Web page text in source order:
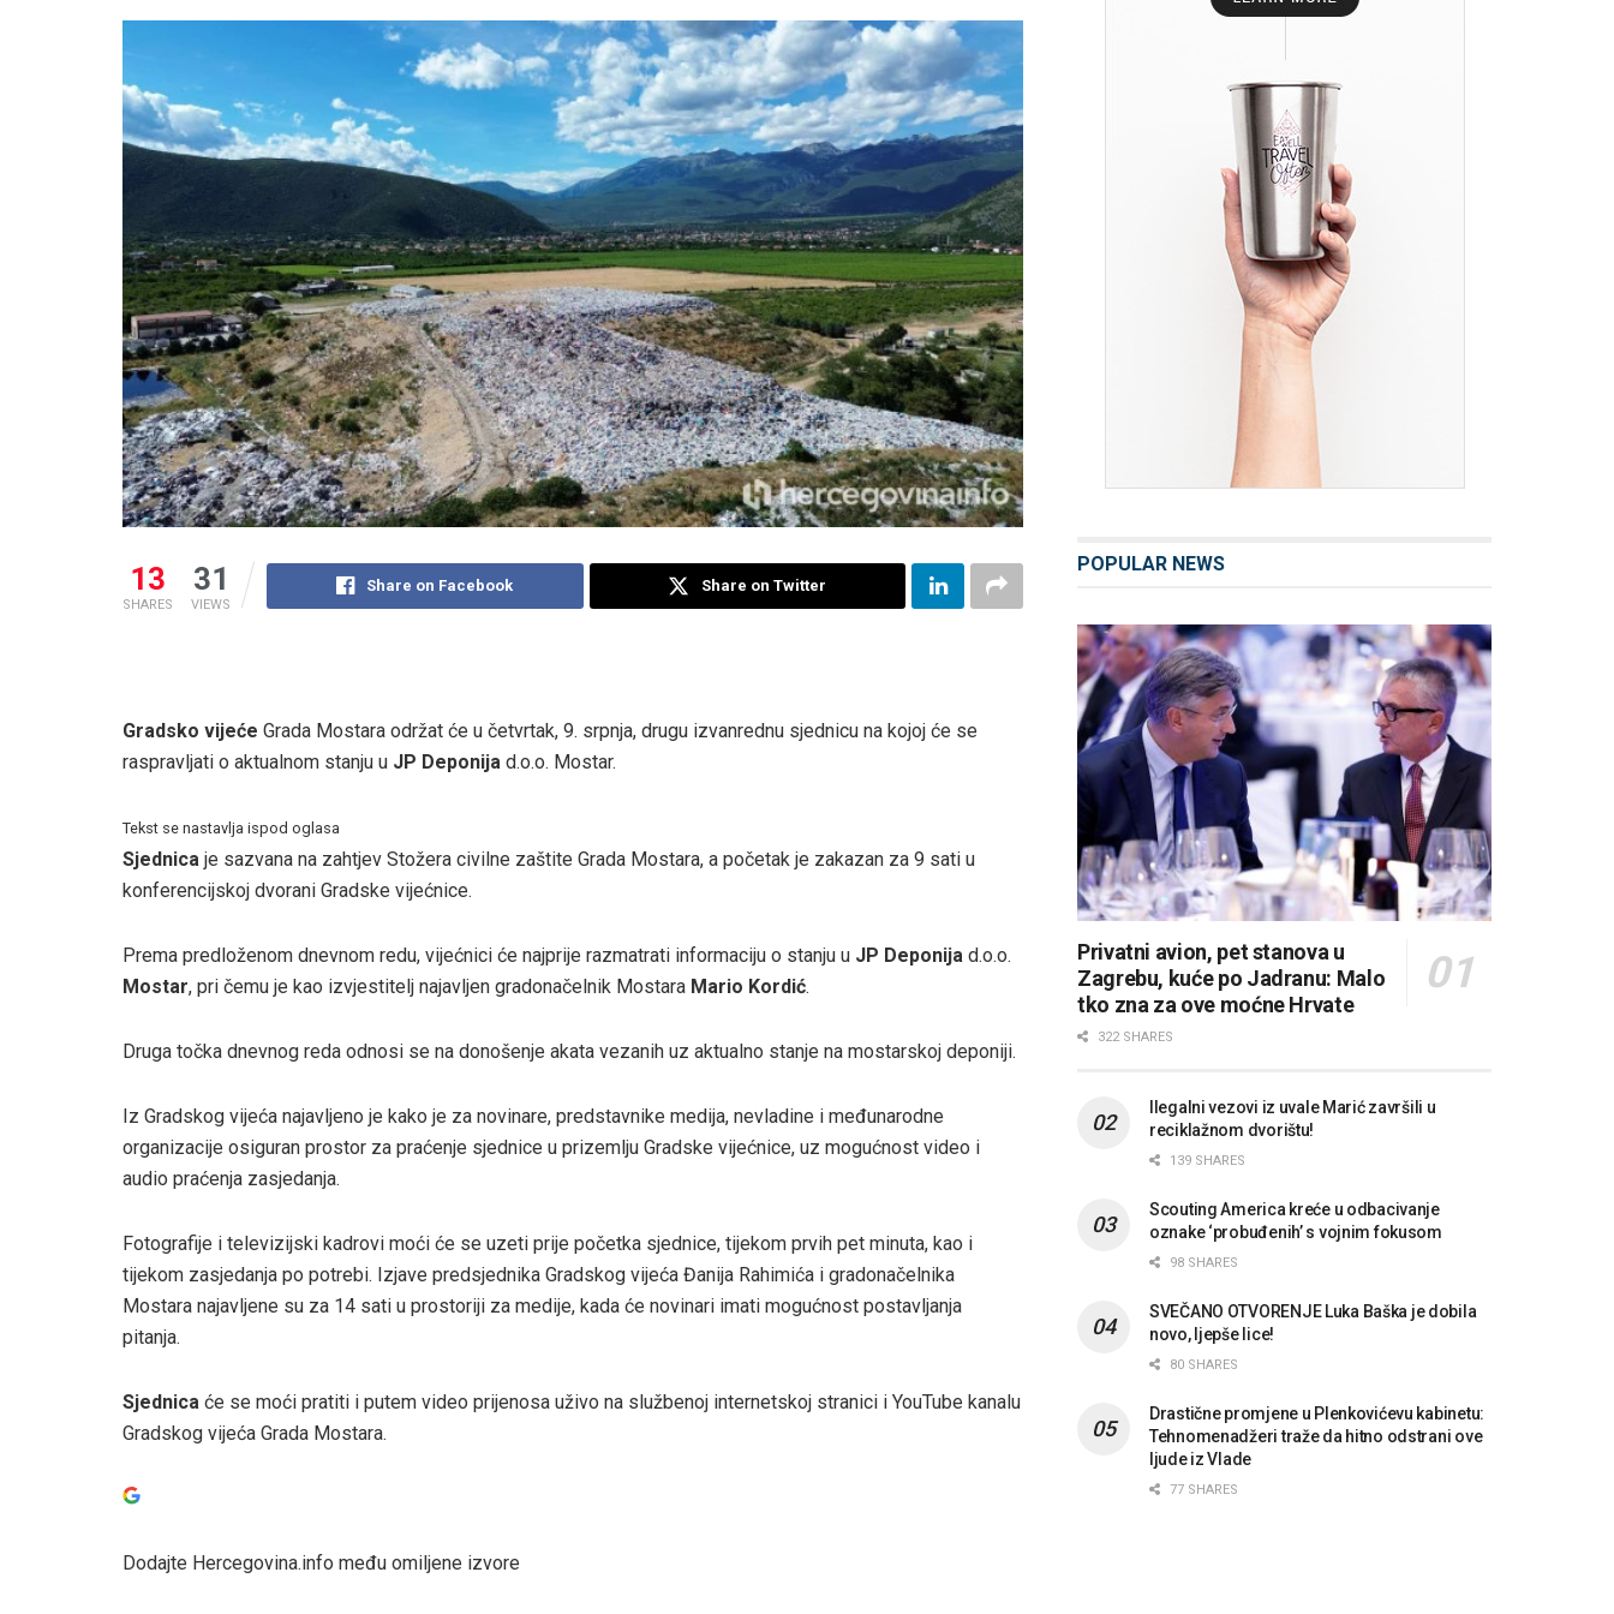
13
SHARES
31
VIEWS
Share on Facebook Share on Twitter
Gradsko vijeće Grada Mostara održat će u četvrtak, 9. srpnja, drugu izvanrednu sjednicu na kojoj će se
raspravljati o aktualnom stanju u JP Deponija d.o.o. Mostar.
Tekst se nastavlja ispod oglasa
Sjednica je sazvana na zahtjev Stožera civilne zaštite Grada Mostara, a početak je zakazan za 9 sati u
konferencijskoj dvorani Gradske vijećnice.
Prema predloženom dnevnom redu, vijećnici će najprije razmatrati informaciju o stanju u JP Deponija d.o.o.
Mostar, pri čemu je kao izvjestitelj najavljen gradonačelnik Mostara Mario Kordić.
Druga točka dnevnog reda odnosi se na donošenje akata vezanih uz aktualno stanje na mostarskoj deponiji.
Iz Gradskog vijeća najavljeno je kako je za novinare, predstavnike medija, nevladine i međunarodne
organizacije osiguran prostor za praćenje sjednice u prizemlju Gradske vijećnice, uz mogućnost video i
audio praćenja zasjedanja.
Fotografije i televizijski kadrovi moći će se uzeti prije početka sjednice, tijekom prvih pet minuta, kao i
tijekom zasjedanja po potrebi. Izjave predsjednika Gradskog vijeća Đanija Rahimića i gradonačelnika
Mostara najavljene su za 14 sati u prostoriji za medije, kada će novinari imati mogućnost postavljanja
pitanja.
Sjednica će se moći pratiti i putem video prijenosa uživo na službenoj internetskoj stranici i YouTube kanalu
Gradskog vijeća Grada Mostara.
Dodajte Hercegovina.info među omiljene izvore
POPULAR NEWS
Privatni avion, pet stanova u
Zagrebu, kuće po Jadranu: Malo
tko zna za ove moćne Hrvate
322 SHARES
Ilegalni vezovi iz uvale Marić završili u
reciklažnom dvorištu!
139 SHARES
Scouting America kreće u odbacivanje
oznake ‘probuđenih’ s vojnim fokusom
98 SHARES
SVEČANO OTVORENJE Luka Baška je dobila
novo, ljepše lice!
80 SHARES
Drastične promjene u Plenkovićevu kabinetu:
Tehnomenadžeri traže da hitno odstrani ove
ljude iz Vlade
77 SHARES